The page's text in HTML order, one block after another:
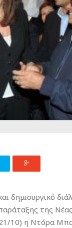
δημιουργικό
της
10) η Ντόρα